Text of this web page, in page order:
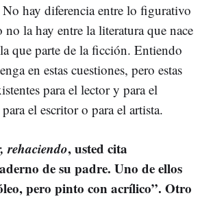
hay diferencia entre lo figurativo
la hay entre la literatura que nace
que parte de la ficción. Entiendo
en estas cuestiones, pero estas
para el lector y para el
el escritor o para el artista.
rehaciendo, usted cita
de su padre. Uno de ellos
pero pinto con acrílico”. Otro